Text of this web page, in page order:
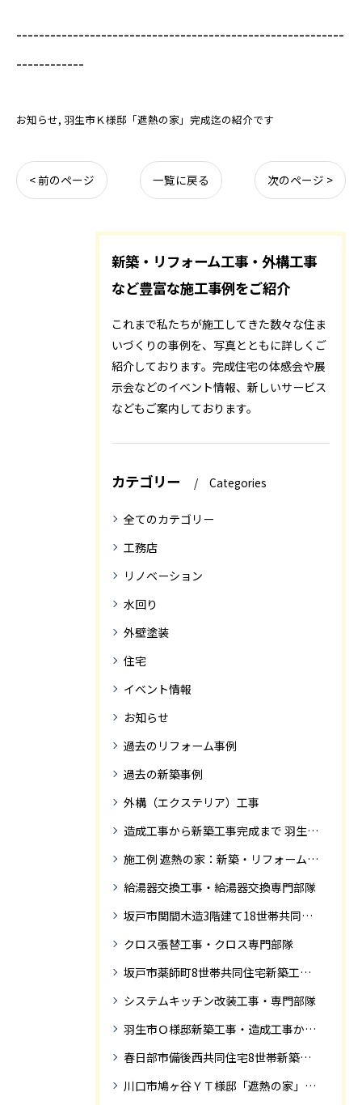
----------------------------------------------------------
------------
お知らせ 羽生市Ｋ様邸「遮熱の家」完成迄の紹介です
< 前のページ 一覧に戻る 次のページ >
新築・リフォーム工事・外構工事
など豊富な施工事例をご紹介
これまで私たちが施工してきた数々な住ま
いづくりの事例を、写真とともに詳しくご
紹介しております。完成住宅の体感会や展
示会などのイベント情報、新しいサービス
などもご案内しております。
カテゴリー Categories
全てのカテゴリー
工務店
リノベーション
水回り
外壁塗装
住宅
イベント情報
お知らせ
過去のリフォーム事例
過去の新築事例
外構（エクステリア）工事
造成工事から新築工事完成まで 羽生市Ｓ様邸新築工事・
施工例 遮熱の家：新築・リフォーム ドローンにて空撮
給湯器交換工事・給湯器交換専門部隊
坂戸市関間木造3階建て18世帯共同住宅の完成迄紹介
クロス張替工事・クロス専門部隊
坂戸市薬師町8世帯共同住宅新築工事完成迄の紹介です
システムキッチン改装工事・専門部隊
羽生市Ｏ様邸新築工事・造成工事から住宅完成までの紹介
春日部市備後西共同住宅8世帯新築工事完成迄の紹介です。
川口市鳩ヶ谷ＹＴ様邸「遮熱の家」工事状況